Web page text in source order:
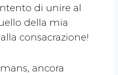
di unire al
della mia
consacrazione!
ancora